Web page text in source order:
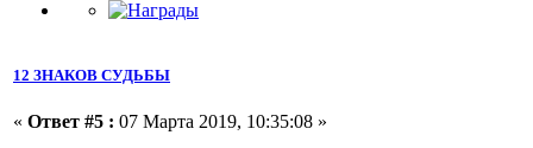
12 ЗНАКОВ СУДЬБЫ
« Ответ #5 : 07 Марта 2019, 10:35:08 »